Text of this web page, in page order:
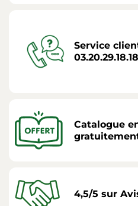
Service
03.20.29.18.18
Catalogue
4,5/5 sur